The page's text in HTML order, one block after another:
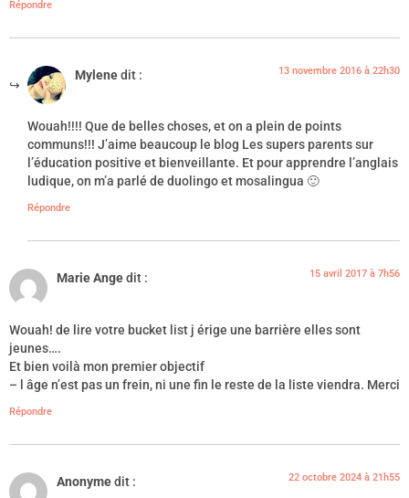
Répondre
Mylenedit : 13 novembre 2016 à 22h30
Wouah!!!! Que de belles choses, et on a plein de points
communs!!! J’aime beaucoup le blog Les supers parents sur
l’éducation positive et bienveillante. Et pour apprendre l’anglais
ludique, on m’a parlé de duolingo et mosalingua 🙂
Répondre
Marie Angedit : 15 avril 2017 à 7h56
Wouah! de lire votre bucket list j érige une barrière elles sont
jeunes….
Et bien voilà mon premier objectif
– l âge n’est pas un frein, ni une fin le reste de la liste viendra. Merci
Répondre
Anonymedit : 22 octobre 2024 à 21h55